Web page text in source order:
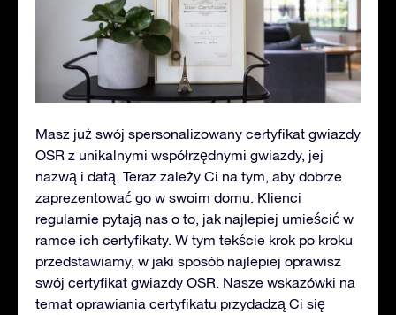
Masz już swój spersonalizowany certyfikat gwiazdy
OSR z unikalnymi współrzędnymi gwiazdy, jej
nazwą i datą. Teraz zależy Ci na tym, aby dobrze
zaprezentować go w swoim domu. Klienci
regularnie pytają nas o to, jak najlepiej umieścić w
ramce ich certyfikaty. W tym tekście krok po kroku
przedstawiamy, w jaki sposób najlepiej oprawisz
swój certyfikat gwiazdy OSR. Nasze wskazówki na
temat oprawiania certyfikatu przydadzą Ci się